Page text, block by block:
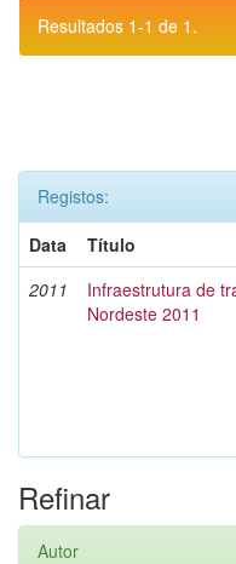
Resultados 1-1 de 1.
Registos:
Data
Título
2011
Infraestrutura de
Nordeste 2011
Refinar
Autor